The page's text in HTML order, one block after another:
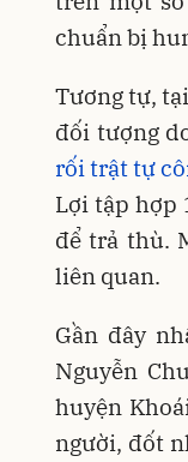
chuẩn bị
Tương tự,
đối tượng
rối trật tự
Lợi tập hợp
để trả thù.
liên quan.
Gần đây
Nguyễn
huyện
người, đốt